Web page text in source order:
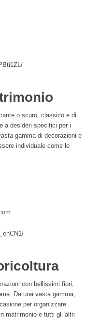
o scuro, classico e di
a desideri specifici per i
gamma di decorazioni e
individuale come le
con bellissimi fiori,
Da una vasta gamma,
per organizzare
matrimonio e tutti gli altri